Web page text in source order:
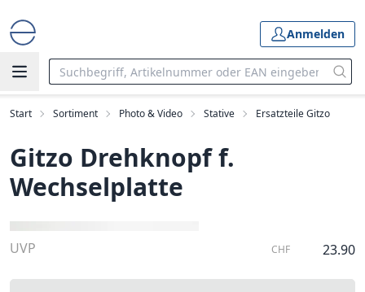
Anmelden
Start Sortiment Photo & Video Stative Ersatzteile Gitzo
Gitzo Drehknopf f.
Wechselplatte
UVP CHF 23.90